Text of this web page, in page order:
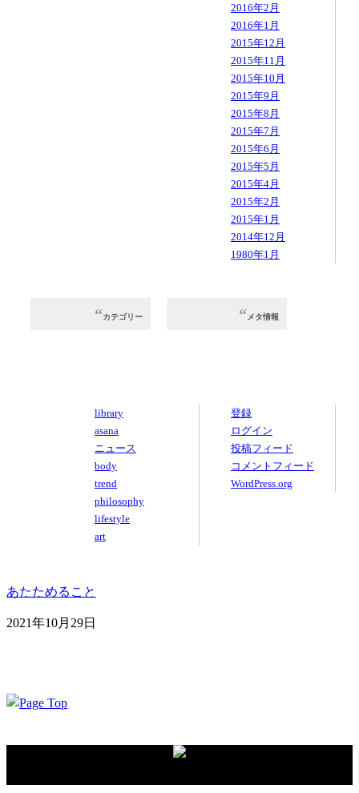
2016年2月
2016年1月
2015年12月
2015年11月
2015年10月
2015年9月
2015年8月
2015年7月
2015年6月
2015年5月
2015年4月
2015年2月
2015年1月
2014年12月
1980年1月
カテゴリー
library
asana
ニュース
body
trend
philosophy
lifestyle
art
メタ情報
登録
ログイン
投稿フィード
コメントフィード
WordPress.org
あたためること
2021年10月29日